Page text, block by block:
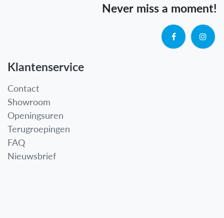
Never miss a moment!
Klantenservice
Contact
Showroom
Openingsuren
Terugroepingen
FAQ
Nieuwsbrief